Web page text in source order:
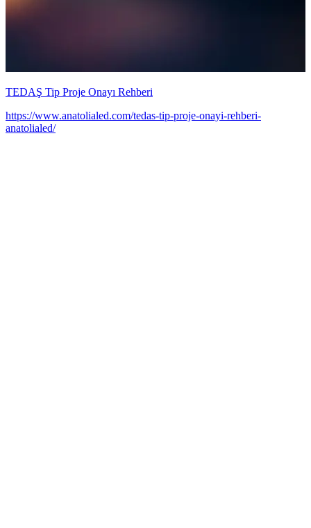
TEDAŞ Tip Proje Onayı Rehberi
https://www.anatolialed.com/tedas-tip-proje-onayi-rehberi-
anatolialed/